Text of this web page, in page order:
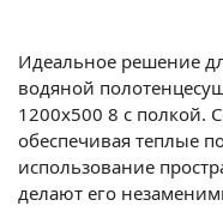
Идеальное решение
водяной
1200x500 8 с полкой.
обеспечивая теплые
использование
делают его